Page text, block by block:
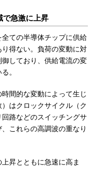
で急激に上昇
ての半導体チップに供給
得ない。負荷の変動に対
しており、供給電流の変
。
間的な変動によって生じ
はクロックサイクル（ク
路などのスイッチングサ
これらの高調波の重なり
昇とともに急速に高ま